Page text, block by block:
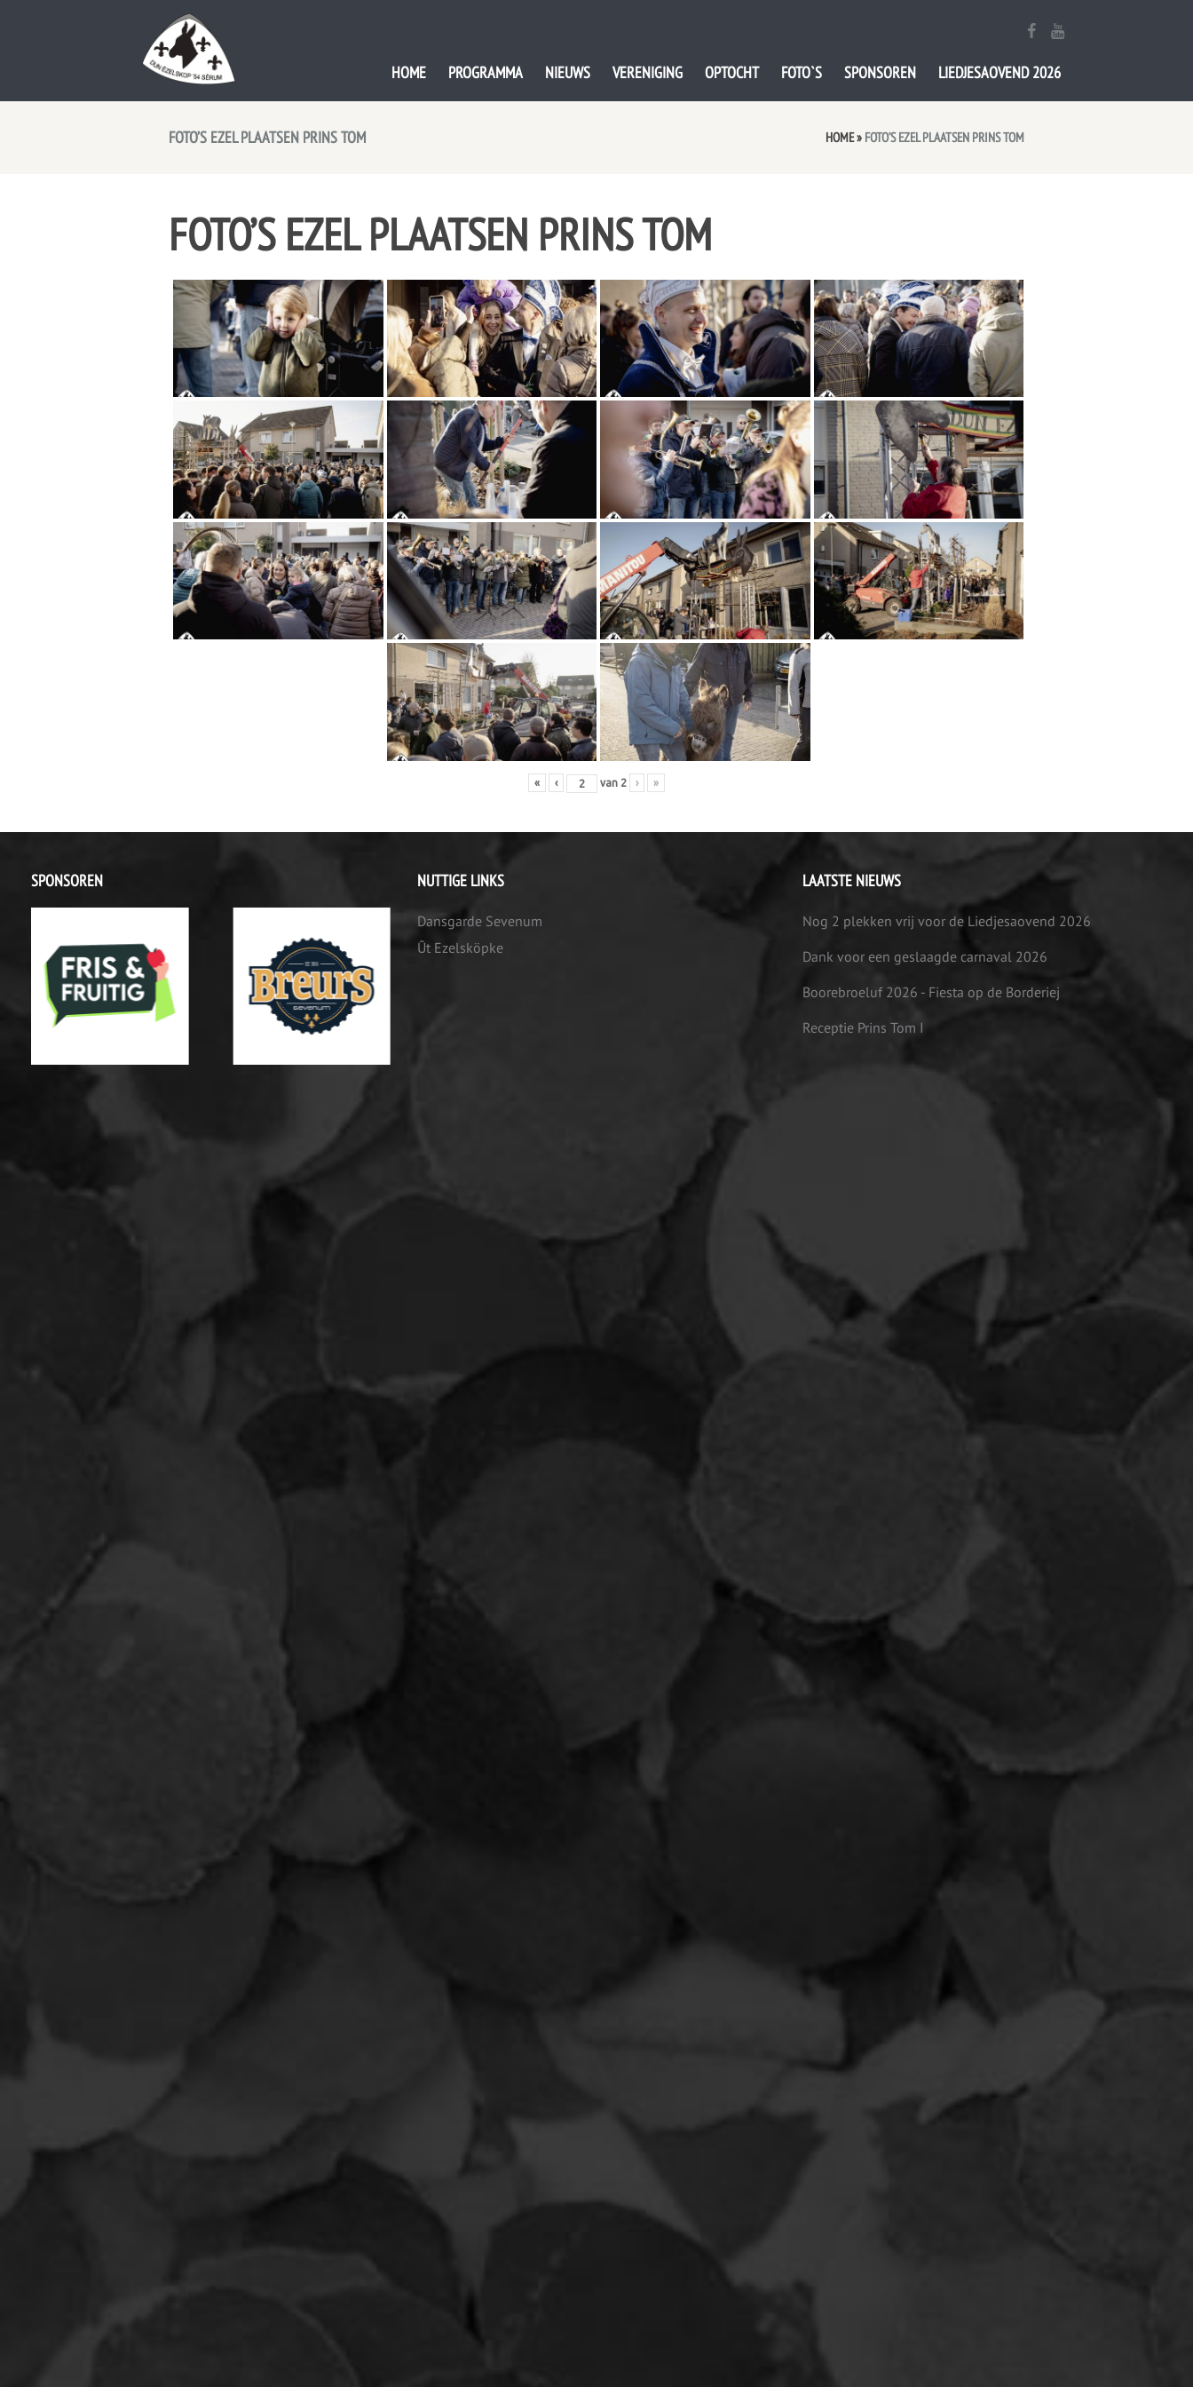
HOME PROGRAMMA NIEUWS VERENIGING OPTOCHT FOTO`S SPONSOREN LIEDJESAOVEND 2026
FOTO’S EZEL PLAATSEN PRINS TOM HOME» FOTO’S EZEL PLAATSEN PRINS TOM
FOTO’S EZEL PLAATSEN PRINS TOM
« ‹ van 2 › »
SPONSOREN NUTTIGE LINKS
Dansgarde Sevenum
Ût Ezelsköpke
LAATSTE NIEUWS
Nog 2 plekken vrij voor de Liedjesaovend 2026
Dank voor een geslaagde carnaval 2026
Boorebroeluf 2026 - Fiesta op de Borderiej
Receptie Prins Tom I